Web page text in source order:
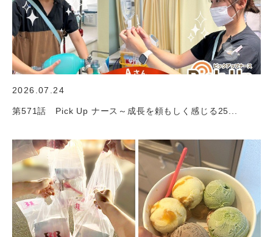
2026.07.24
第571話 Pick Up ナース～成長を頼もしく感じる25...